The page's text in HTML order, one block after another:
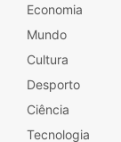
Economia
Mundo
Cultura
Desporto
Ciência
Tecnologia